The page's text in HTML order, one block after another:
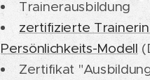
Trainerausbildung
zertifizierte
Persönlichkeits-Modell
Zertifikat